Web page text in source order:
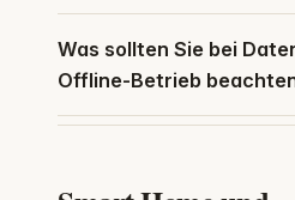
Was sollten Sie bei
Offline-Betrieb